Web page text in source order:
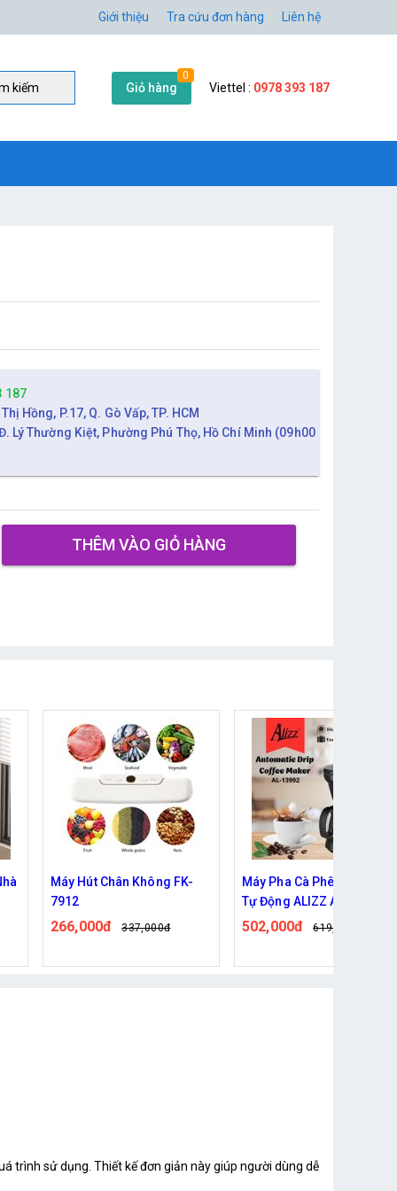
Giới thiệu Tra cứu đơn hàng Liên hệ
kiếm Giỏ hàng
0
Viettel : 0978 393 187
187
Hồng, P.17, Q. Gò Vấp, TP. HCM
Lý Thường Kiệt, Phường Phú Thọ, Hồ Chí Minh (09h00
THÊM VÀO GIỎ HÀNG
Máy Pha Cà Phê Nhỏ Giọt
Tự Động ALIZZ AL-13992
502,000đ 619,000đ
Rổ rửa hoa quả, rau củ, rổ
vo gạo thiết kế có lỗ thoát
nước tiện lợi
31,000đ 39,000đ
trình sử dụng. Thiết kế đơn giản này giúp người dùng dễ